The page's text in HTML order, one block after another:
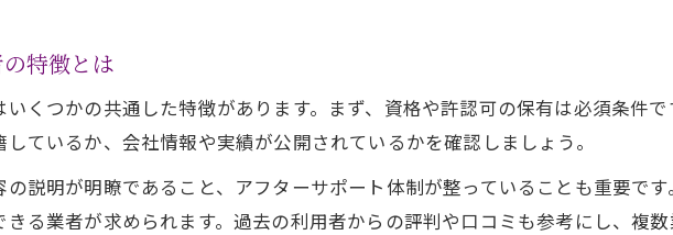
信頼できるアドバイザーを見極める方法
配管工事で信頼される業者の見分け方
アドバイザーの配管工事経験を確認する
特徴とは
くつかの共通した特徴があります。まず、資格や許認可の保有は必須条件
ているか、会社情報や実績が公開されているかを確認しましょう。
説明が明瞭であること、アフターサポート体制が整っていることも重要で
る業者が求められます。過去の利用者からの評判や口コミも参考にし、複